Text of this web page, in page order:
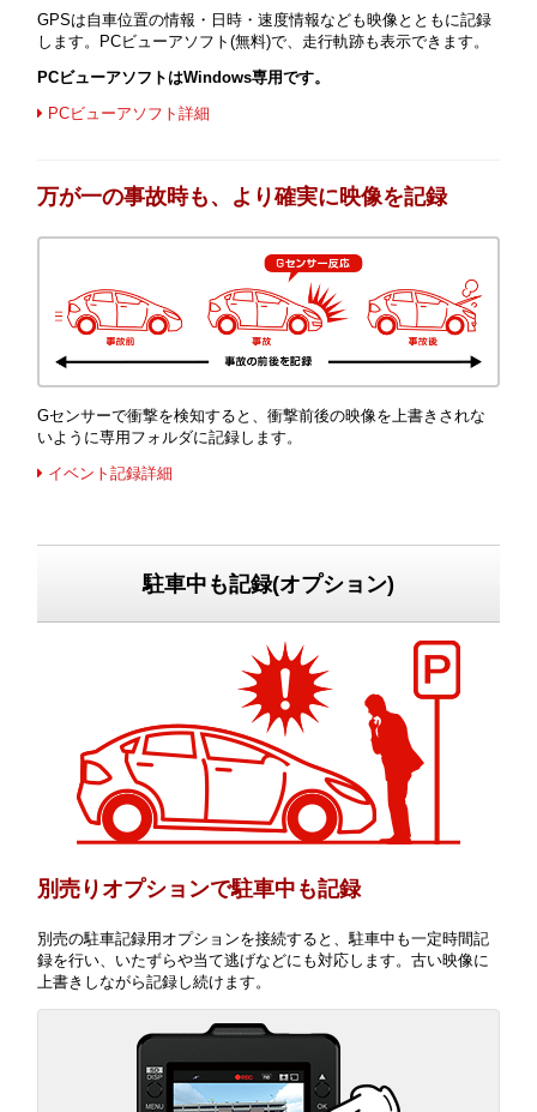
GPSは自車位置の情報・日時・速度情報なども映像とともに記録
します。PCビューアソフト(無料)で、走行軌跡も表示できます。
PCビューアソフトはWindows専用です。
PCビューアソフト詳細
万が一の事故時も、より確実に映像を記録
Gセンサーで衝撃を検知すると、衝撃前後の映像を上書きされな
いように専用フォルダに記録します。
イベント記録詳細
駐車中も記録(オプション)
別売りオプションで駐車中も記録
別売の駐車記録用オプションを接続すると、駐車中も一定時間記
録を行い、いたずらや当て逃げなどにも対応します。古い映像に
上書きしながら記録し続けます。